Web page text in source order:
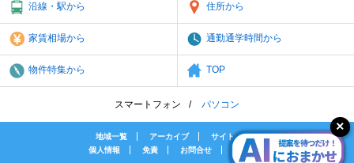
沿線・駅から 住所から
家賃相場から 通勤通学時間から
物件特集から TOP
スマートフォン パソコン
地域一覧 アーカイブ
サイトマップ
個人情報
免責 お問合せ 会社案内